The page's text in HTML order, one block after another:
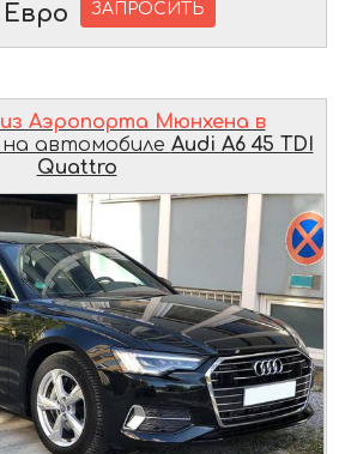
Евро ЗАПРОСИТЬ
из Аэропорта Мюнхена в
на автомобиле Audi A6 45 TDI
Quattro